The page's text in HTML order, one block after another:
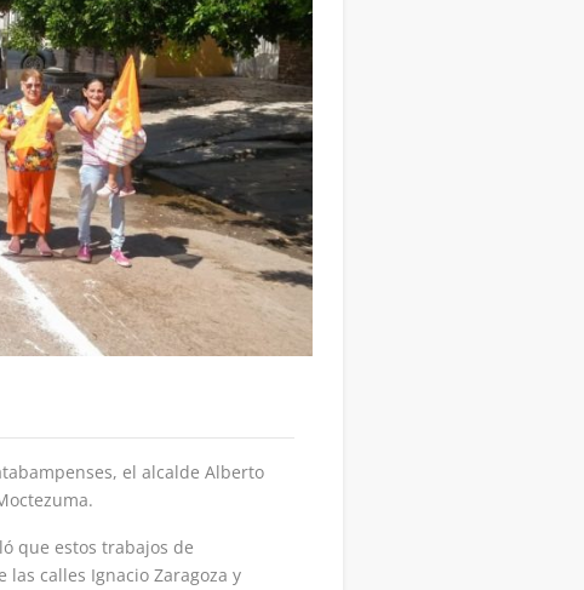
el alcalde Alberto
que estos trabajos de
calles Ignacio Zaragoza y